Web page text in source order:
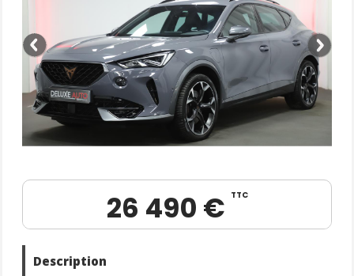
26 490 € TTC
Description